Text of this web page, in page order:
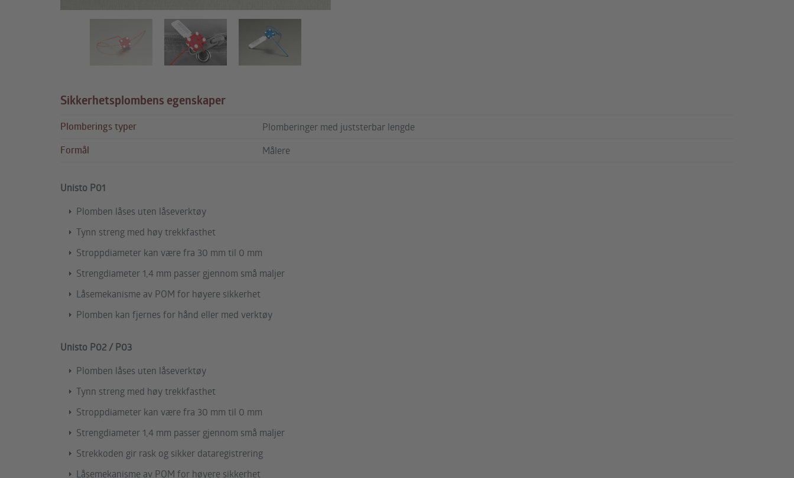
Sikkerhetsplombens egenskaper
Plomberings typer Plomberinger med juststerbar lengde
Formål Målere
Unisto P01
Plomben låses uten låseverktøy
Tynn streng med høy trekkfasthet
Stroppdiameter kan være fra 30 mm til 0 mm
Strengdiameter 1,4 mm passer gjennom små maljer
Låsemekanisme av POM for høyere sikkerhet
Plomben kan fjernes for hånd eller med verktøy
Unisto P02 / P03
Plomben låses uten låseverktøy
Tynn streng med høy trekkfasthet
Stroppdiameter kan være fra 30 mm til 0 mm
Strengdiameter 1,4 mm passer gjennom små maljer
Strekkoden gir rask og sikker dataregistrering
Låsemekanisme av POM for høyere sikkerhet